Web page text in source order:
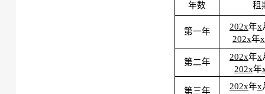
年数 租
第一年 202x年x
202x年x
第二年
202x年x
202x年
第三年 202x年x